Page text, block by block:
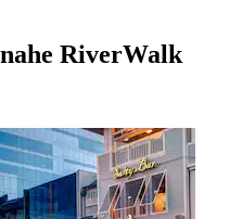
nahe RiverWalk